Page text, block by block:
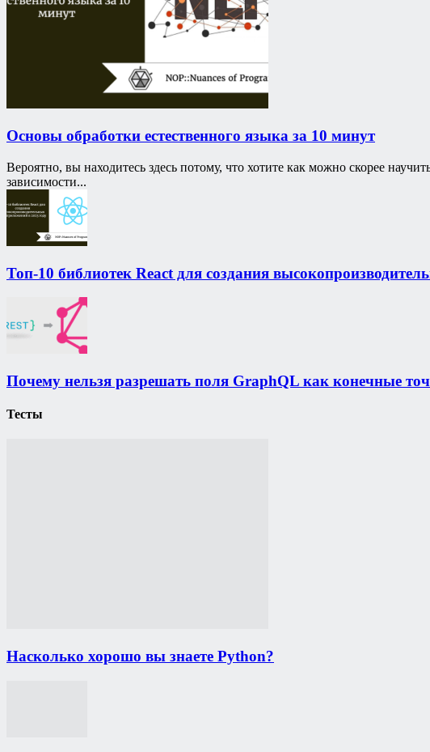
Основы обработки естественного языка за 10 минут
Вероятно, вы находитесь здесь потому, что хотите как можно скорее
зависимости...
Топ-10 библиотек React для создания
Почему нельзя разрешать поля GraphQL как конечные
Тесты
Насколько хорошо вы знаете Python?